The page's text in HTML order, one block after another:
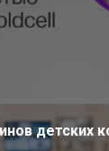
детских